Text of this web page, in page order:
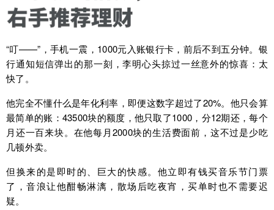
“叮——”，手机一震，1000元入账银行卡，前后不到五分钟。银
行通知短信弹出的那一刻，李明心头掠过一丝意外的惊喜：太
快了。
他完全不懂什么是年化利率，即便这数字超过了20%。他只会算
最简单的账：43500块的额度，他只取了1000，分12期还，每个
月还一百来块。在他每月2000块的生活费面前，这不过是少吃
几顿外卖。
但换来的是即时的、巨大的快感。他立即有钱买音乐节门票
了，音浪让他酣畅淋漓，散场后吃夜宵，买单时也不需要迟
疑。